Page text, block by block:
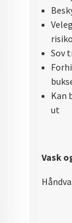
Sov
Kan
ut
Vask